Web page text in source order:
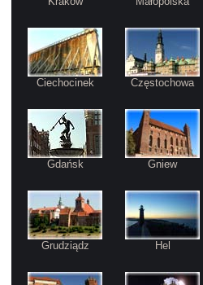
Ciechocinek Częstochowa
Gdańsk Gniew
Grudziądz Hel